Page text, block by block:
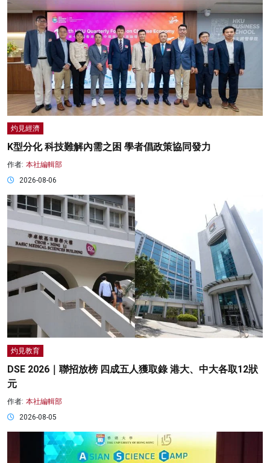
灼見經濟
K型分化 科技難解內需之困 學者倡政策協同發力
作者: 本社編輯部
2026-08-06
灼見教育
DSE 2026｜聯招放榜 四成五人獲取錄 港大、中大各取12狀
元
作者: 本社編輯部
2026-08-05